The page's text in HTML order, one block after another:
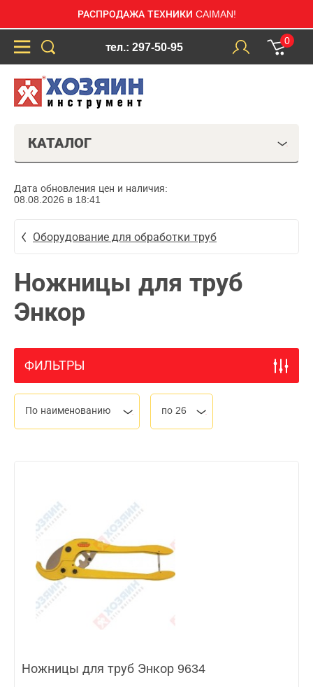
РАСПРОДАЖА ТЕХНИКИ CAIMAN!
тел.: 297-50-95
0
КАТАЛОГ
Дата обновления цен и наличия:
08.08.2026 в 18:41
Оборудование для обработки труб
Ножницы для труб
Энкор
ФИЛЬТРЫ
По наименованию по 26
Ножницы для труб Энкор 9634